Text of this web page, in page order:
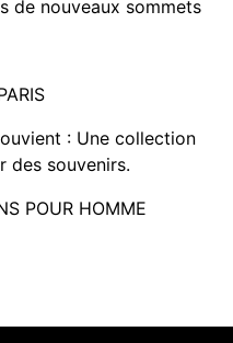
de nouveaux sommets
: Une collection
des souvenirs.
POUR HOMME